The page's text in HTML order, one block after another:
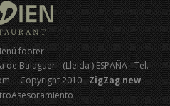
footer
Balaguer - (Lleida ) ESPAÑA - Tel.
-- Copyright 2010 -ZigZag new